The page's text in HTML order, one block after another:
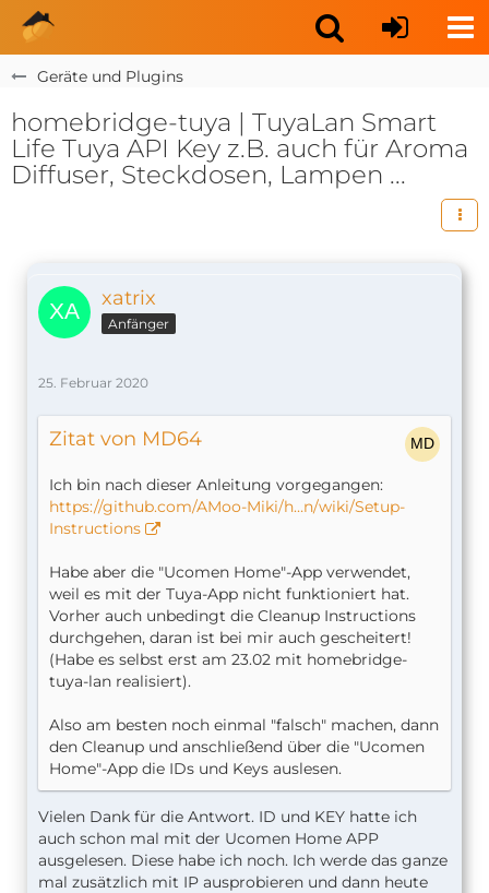
Geräte und Plugins
homebridge-tuya | TuyaLan Smart
Life Tuya API Key z.B. auch für Aroma
Diffuser, Steckdosen, Lampen ...
xatrix
Anfänger
25. Februar 2020
Zitat von MD64
Ich bin nach dieser Anleitung vorgegangen:
https://github.com/AMoo-Miki/h…n/wiki/Setup-
Instructions
Habe aber die "Ucomen Home"-App verwendet,
weil es mit der Tuya-App nicht funktioniert hat.
Vorher auch unbedingt die Cleanup Instructions
durchgehen, daran ist bei mir auch gescheitert!
(Habe es selbst erst am 23.02 mit homebridge-
tuya-lan realisiert).
Also am besten noch einmal "falsch" machen, dann
den Cleanup und anschließend über die "Ucomen
Home"-App die IDs und Keys auslesen.
Vielen Dank für die Antwort. ID und KEY hatte ich
auch schon mal mit der Ucomen Home APP
ausgelesen. Diese habe ich noch. Ich werde das ganze
mal zusätzlich mit IP ausprobieren und dann heute